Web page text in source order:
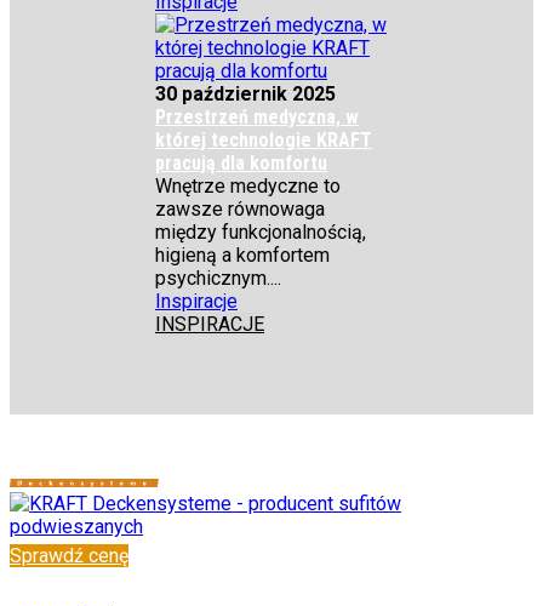
30 październik 2025
Przestrzeń medyczna, w
której technologie KRAFT
pracują dla komfortu
Wnętrze medyczne to
zawsze równowaga
między funkcjonalnością,
higieną a komfortem
psychicznym....
Inspiracje
INSPIRACJE
Sprawdź cenę